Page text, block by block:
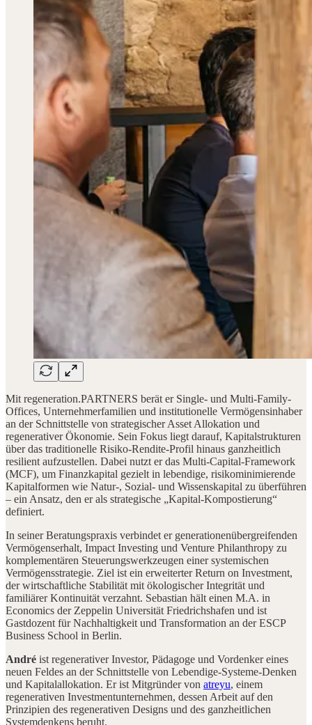
Mit regeneration.PARTNERS berät er Single- und Multi-Family-
Offices, Unternehmerfamilien und institutionelle Vermögensinhaber
an der Schnittstelle von strategischer Asset Allokation und
regenerativer Ökonomie. Sein Fokus liegt darauf, Kapitalstrukturen
über das traditionelle Risiko-Rendite-Profil hinaus ganzheitlich
resilient aufzustellen. Dabei nutzt er das Multi-Capital-Framework
(MCF), um Finanzkapital gezielt in lebendige, risikominimierende
Kapitalformen wie Natur-, Sozial- und Wissenskapital zu überführen
– ein Ansatz, den er als strategische „Kapital-Kompostierung“
definiert.
In seiner Beratungspraxis verbindet er generationenübergreifenden
Vermögenserhalt, Impact Investing und Venture Philanthropy zu
komplementären Steuerungswerkzeugen einer systemischen
Vermögensstrategie. Ziel ist ein erweiterter Return on Investment,
der wirtschaftliche Stabilität mit ökologischer Integrität und
familiärer Kontinuität verzahnt. Sebastian hält einen M.A. in
Economics der Zeppelin Universität Friedrichshafen und ist
Gastdozent für Nachhaltigkeit und Transformation an der ESCP
Business School in Berlin.
André ist regenerativer Investor, Pädagoge und Vordenker eines
neuen Feldes an der Schnittstelle von Lebendige-Systeme-Denken
und Kapitalallokation. Er ist Mitgründer von atreyu, einem
regenerativen Investmentunternehmen, dessen Arbeit auf den
Prinzipien des regenerativen Designs und des ganzheitlichen
Systemdenkens beruht.